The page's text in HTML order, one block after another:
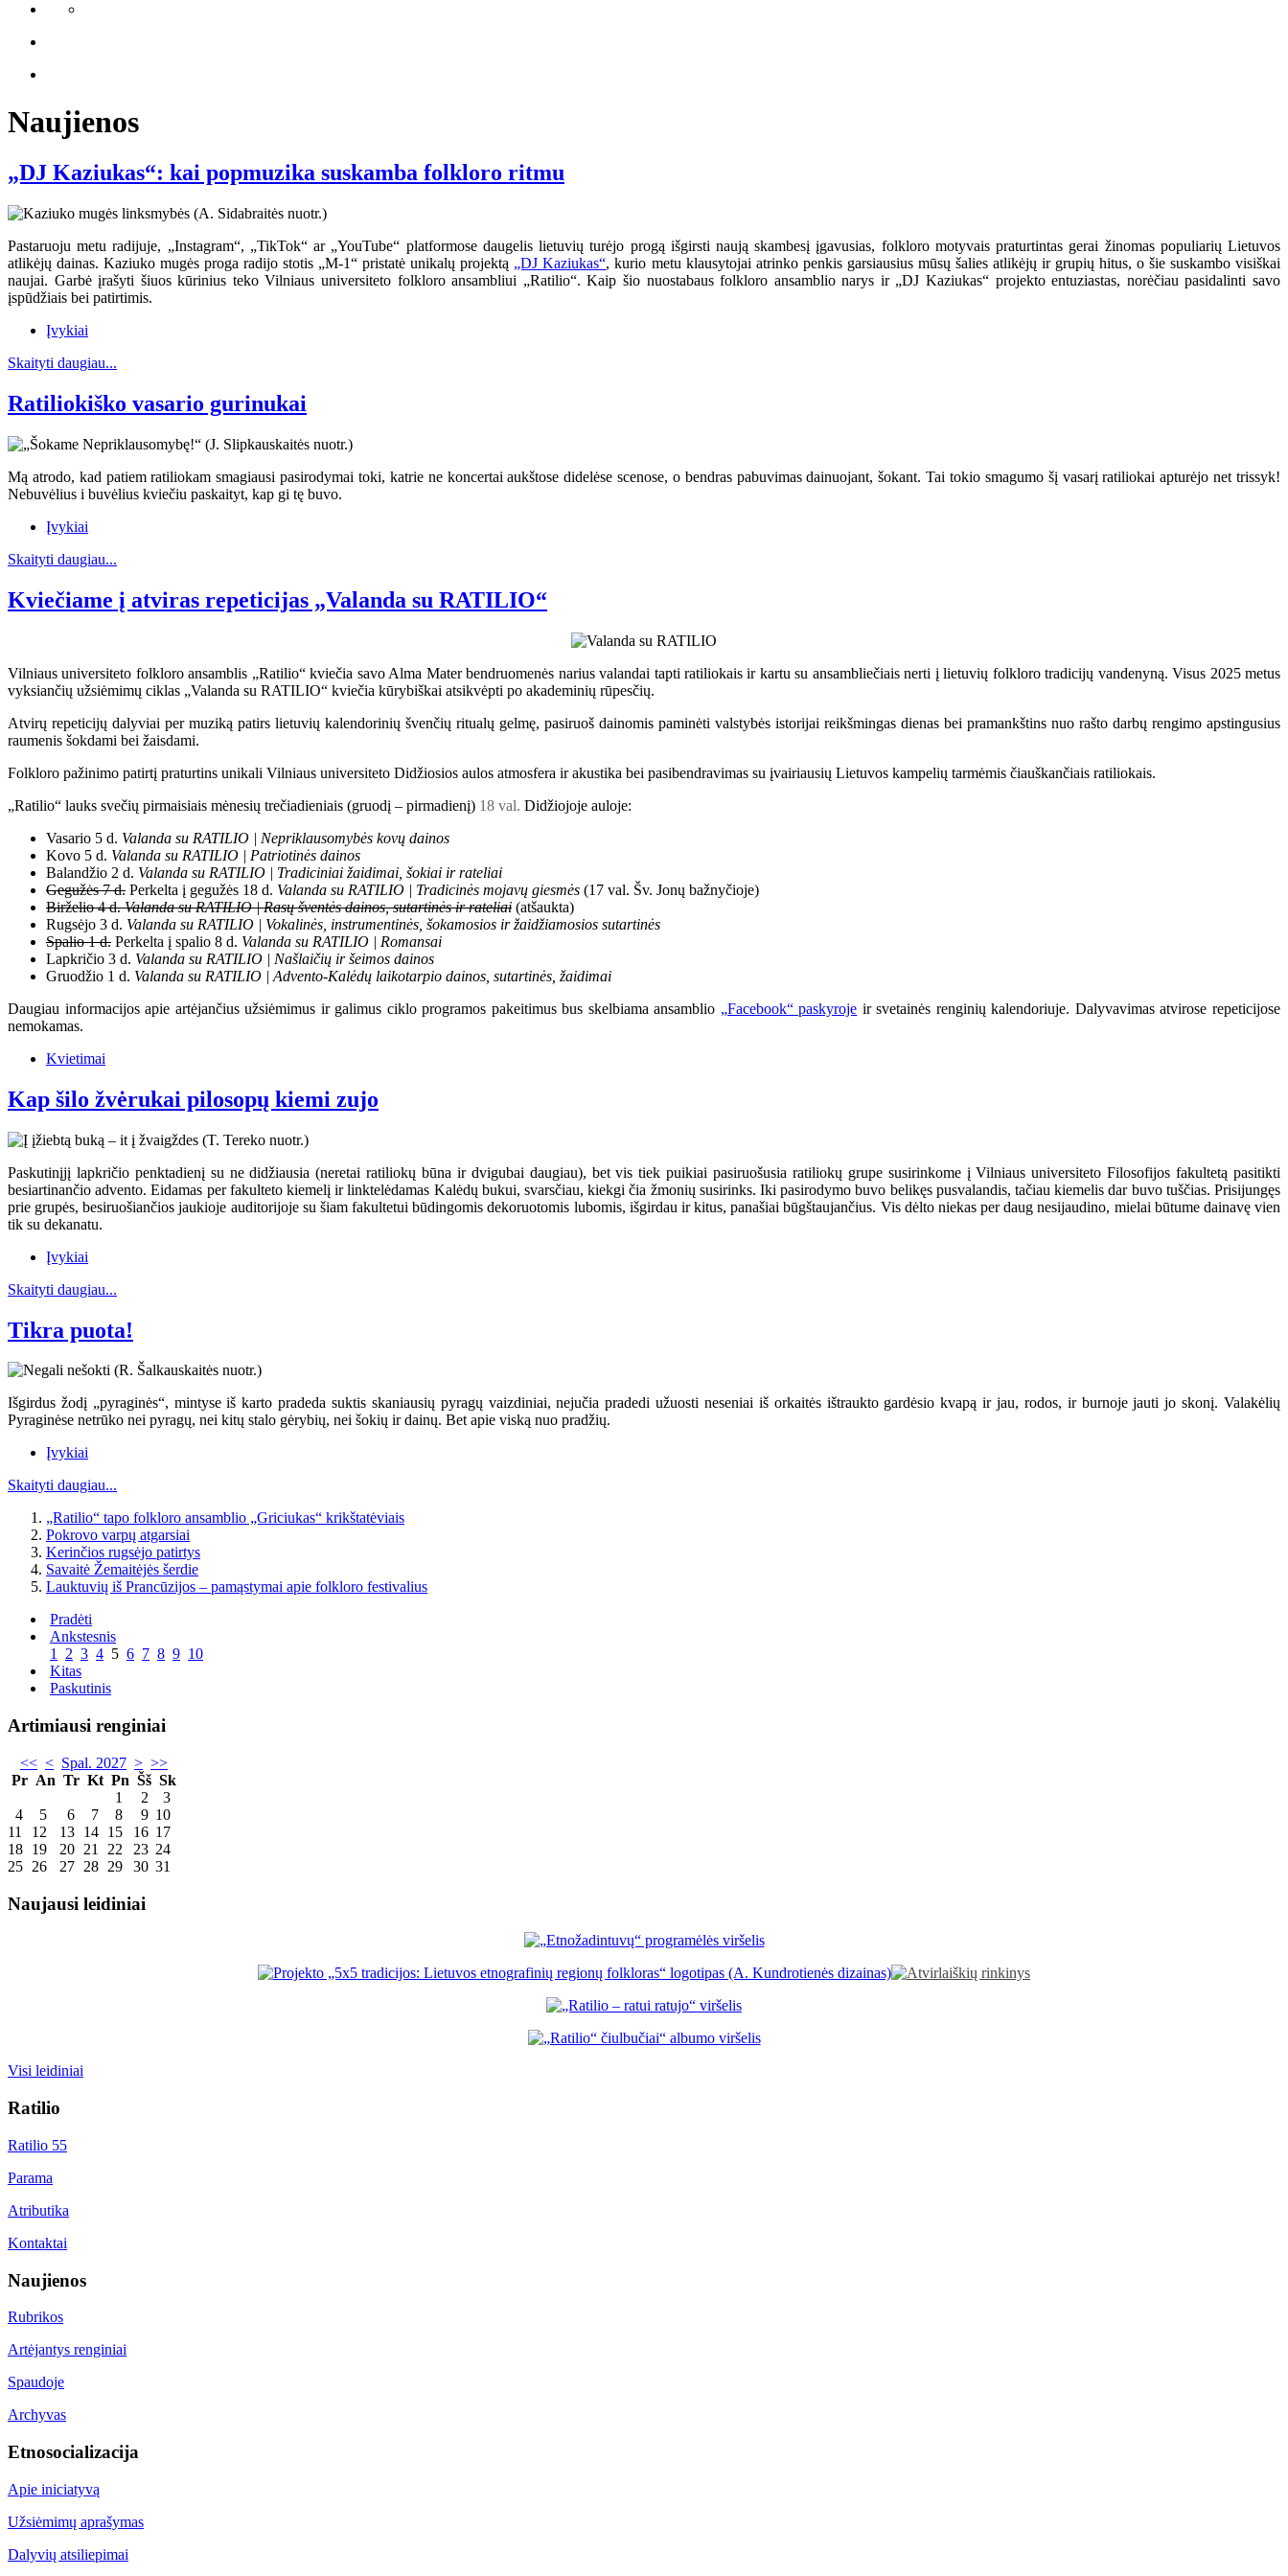
Naujienos
„DJ Kaziukas“: kai popmuzika suskamba folkloro ritmu
Pastaruoju metu radijuje, „Instagram“, „TikTok“ ar „YouTube“ platformose daugelis lietuvių turėjo progą išgirsti naują skambesį įgavusias, folkloro motyvais praturtintas gerai žinomas populiarių Lietuvos
atlikėjų dainas. Kaziuko mugės proga radijo stotis „M-1“ pristatė unikalų projektą „DJ Kaziukas“, kurio metu klausytojai atrinko penkis garsiausius mūsų šalies atlikėjų ir grupių hitus, o šie suskambo visiškai
naujai. Garbė įrašyti šiuos kūrinius teko Vilniaus universiteto folkloro ansambliui „Ratilio“. Kaip šio nuostabaus folkloro ansamblio narys ir „DJ Kaziukas“ projekto entuziastas, norėčiau pasidalinti savo
įspūdžiais bei patirtimis.
Įvykiai
Skaityti daugiau...
Ratiliokiško vasario gurinukai
Mą atrodo, kad patiem ratiliokam smagiausi pasirodymai toki, katrie ne koncertai aukštose didelėse scenose, o bendras pabuvimas dainuojant, šokant. Tai tokio smagumo šį vasarį ratiliokai apturėjo net trissyk!
Nebuvėlius i buvėlius kviečiu paskaityt, kap gi tę buvo.
Įvykiai
Skaityti daugiau...
Kviečiame į atviras repeticijas „Valanda su RATILIO“
Vilniaus universiteto folkloro ansamblis „Ratilio“ kviečia savo Alma Mater bendruomenės narius valandai tapti ratiliokais ir kartu su ansambliečiais nerti į lietuvių folkloro tradicijų vandenyną. Visus 2025 metus
vyksiančių užsiėmimų ciklas „Valanda su RATILIO“ kviečia kūrybiškai atsikvėpti po akademinių rūpesčių.
Atvirų repeticijų dalyviai per muziką patirs lietuvių kalendorinių švenčių ritualų gelmę, pasiruoš dainomis paminėti valstybės istorijai reikšmingas dienas bei pramankštins nuo rašto darbų rengimo apstingusius
raumenis šokdami bei žaisdami.
Folkloro pažinimo patirtį praturtins unikali Vilniaus universiteto Didžiosios aulos atmosfera ir akustika bei pasibendravimas su įvairiausių Lietuvos kampelių tarmėmis čiauškančiais ratiliokais.
„Ratilio“ lauks svečių pirmaisiais mėnesių trečiadieniais (gruodį – pirmadienį) 18 val. Didžiojoje auloje:
Vasario 5 d. Valanda su RATILIO | Nepriklausomybės kovų dainos
Kovo 5 d. Valanda su RATILIO | Patriotinės dainos
Balandžio 2 d. Valanda su RATILIO | Tradiciniai žaidimai, šokiai ir rateliai
Gegužės 7 d. Perkelta į gegužės 18 d. Valanda su RATILIO | Tradicinės mojavų giesmės (17 val. Šv. Jonų bažnyčioje)
Birželio 4 d.Valanda su RATILIO | Rasų šventės dainos, sutartinės ir rateliai (atšaukta)
Rugsėjo 3 d. Valanda su RATILIO | Vokalinės, instrumentinės, šokamosios ir žaidžiamosios sutartinės
Spalio 1 d. Perkelta į spalio 8 d. Valanda su RATILIO | Romansai
Lapkričio 3 d. Valanda su RATILIO | Našlaičių ir šeimos dainos
Gruodžio 1 d. Valanda su RATILIO | Advento-Kalėdų laikotarpio dainos, sutartinės, žaidimai
Daugiau informacijos apie artėjančius užsiėmimus ir galimus ciklo programos pakeitimus bus skelbiama ansamblio „Facebook“ paskyroje ir svetainės renginių kalendoriuje. Dalyvavimas atvirose repeticijose
nemokamas.
Kvietimai
Kap šilo žvėrukai pilosopų kiemi zujo
Paskutinįjį lapkričio penktadienį su ne didžiausia (neretai ratiliokų būna ir dvigubai daugiau), bet vis tiek puikiai pasiruošusia ratiliokų grupe susirinkome į Vilniaus universiteto Filosofijos fakultetą pasitikti
besiartinančio advento. Eidamas per fakulteto kiemelį ir linktelėdamas Kalėdų bukui, svarsčiau, kiekgi čia žmonių susirinks. Iki pasirodymo buvo belikęs pusvalandis, tačiau kiemelis dar buvo tuščias. Prisijungęs
prie grupės, besiruošiančios jaukioje auditorijoje su šiam fakultetui būdingomis dekoruotomis lubomis, išgirdau ir kitus, panašiai būgštaujančius. Vis dėlto niekas per daug nesijaudino, mielai būtume dainavę vien
tik su dekanatu.
Įvykiai
Skaityti daugiau...
Tikra puota!
Išgirdus žodį „pyraginės“, mintyse iš karto pradeda suktis skaniausių pyragų vaizdiniai, nejučia pradedi užuosti neseniai iš orkaitės ištraukto gardėsio kvapą ir jau, rodos, ir burnoje jauti jo skonį. Valakėlių
Pyraginėse netrūko nei pyragų, nei kitų stalo gėrybių, nei šokių ir dainų. Bet apie viską nuo pradžių.
Įvykiai
Skaityti daugiau...
„Ratilio“ tapo folkloro ansamblio „Griciukas“ krikštatėviais
Pokrovo varpų atgarsiai
Kerinčios rugsėjo patirtys
Savaitė Žemaitėjės šerdie
Lauktuvių iš Prancūzijos – pamąstymai apie folkloro festivalius
Pradėti
Ankstesnis
1 2 3 4 5 6 7 8 9 10
Kitas
Paskutinis
Artimiausi renginiai
<< < Spal. 2027 > >>
Pr An Tr Kt Pn Šš Sk
1
2
3
4
5 6 7 8 9 10
11
12 13 14 15 16 17
18 19 20 21 22 23 24
25 26 27 28 29 30 31
Naujausi leidiniai
Visi leidiniai
Ratilio
Ratilio 55
Parama
Atributika
Kontaktai
Naujienos
Rubrikos
Artėjantys renginiai
Spaudoje
Archyvas
Etnosocializacija
Apie iniciatyvą
Užsiėmimų aprašymas
Dalyvių atsiliepimai